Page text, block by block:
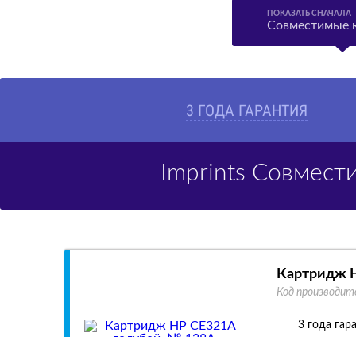
ПОКАЗАТЬ СНАЧАЛА
Совместимые
3 ГОДА ГАРАНТИЯ
Imprints
Картридж
Код
3 года